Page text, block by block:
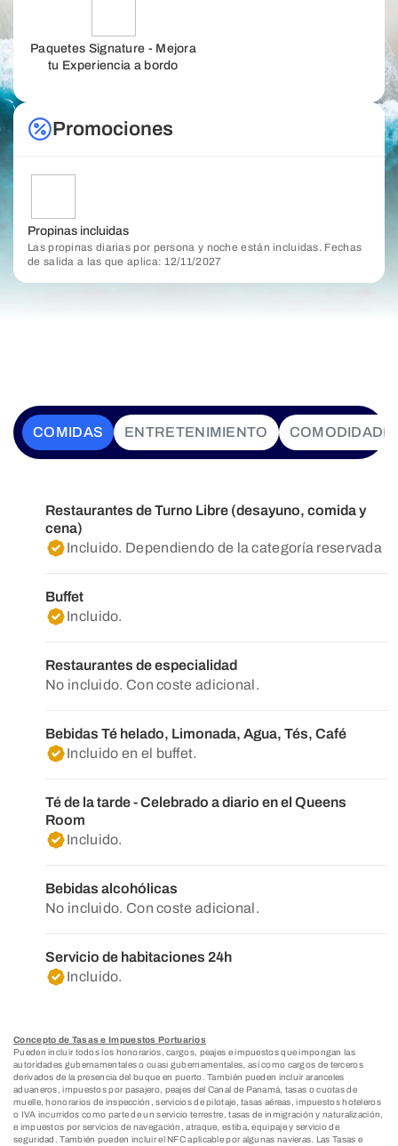
Paquetes Signature - Mejora
tu Experiencia a bordo
Promociones
Propinas incluidas
Las propinas diarias por persona y noche están incluidas. Fechas
de salida a las que aplica: 12/11/2027
COMIDAS ENTRETENIMIENTO
Restaurantes de Turno Libre (desayuno, comida y
cena)
Incluido. Dependiendo de la categoría reservada
Buffet
Incluido.
Restaurantes de especialidad
No incluido. Con coste adicional.
Bebidas Té helado, Limonada, Agua, Tés, Café
Incluido en el buffet.
Té de la tarde - Celebrado a diario en el Queens
Room
Incluido.
Bebidas alcohólicas
No incluido. Con coste adicional.
Servicio de habitaciones 24h
Incluido.
Concepto de Tasas e Impuestos Portuarios
Pueden incluir todos los honorarios, cargos, peajes e impuestos que impongan las
autoridades gubernamentales o cuasi gubernamentales, así como cargos de terceros
derivados de la presencia del buque en puerto. También pueden incluir aranceles
aduaneros, impuestos por pasajero, peajes del Canal de Panamá, tasas o cuotas de
muelle, honorarios de inspección, servicios de pilotaje, tasas aéreas, impuestos hoteleros
o IVA incurridos como parte de un servicio terrestre, tasas de inmigración y naturalización,
e impuestos por servicios de navegación, atraque, estiba, equipaje y servicio de
seguridad. También pueden incluir el NFC aplicable por algunas navieras. Las Tasas e